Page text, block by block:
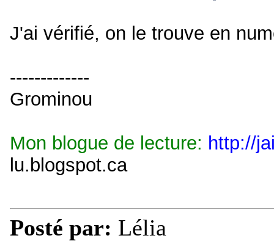
J'ai vérifié, on le trouve en
-------------
Grominou
Mon blogue de lecture: http://
lu.blogspot.ca
Posté par: Lélia